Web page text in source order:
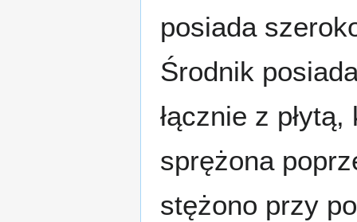
posiada
Środnik
łącznie z
sprężona
stężono przy